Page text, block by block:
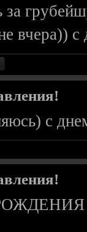
за
вчера))
с